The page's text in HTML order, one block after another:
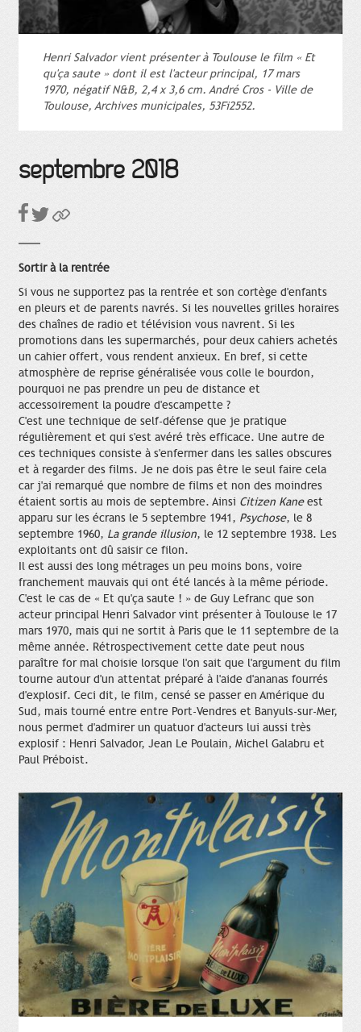
Henri Salvador vient présenter à Toulouse le film « Et
qu'ça saute » dont il est l'acteur principal, 17 mars
1970, négatif N&B, 2,4 x 3,6 cm. André Cros - Ville de
Toulouse, Archives municipales, 53Fi2552.
septembre 2018
Sortir à la rentrée
Si vous ne supportez pas la rentrée et son cortège d'enfants
en pleurs et de parents navrés. Si les nouvelles grilles horaires
des chaînes de radio et télévision vous navrent. Si les
promotions dans les supermarchés, pour deux cahiers achetés
un cahier offert, vous rendent anxieux. En bref, si cette
atmosphère de reprise généralisée vous colle le bourdon,
pourquoi ne pas prendre un peu de distance et
accessoirement la poudre d'escampette ?
C'est une technique de self-défense que je pratique
régulièrement et qui s'est avéré très efficace. Une autre de
ces techniques consiste à s'enfermer dans les salles obscures
et à regarder des films. Je ne dois pas être le seul faire cela
car j'ai remarqué que nombre de films et non des moindres
étaient sortis au mois de septembre. Ainsi Citizen Kaneest
apparu sur les écrans le 5 septembre 1941, Psychose, le 8
septembre 1960, La grande illusion, le 12 septembre 1938. Les
exploitants ont dû saisir ce filon.
Il est aussi des long métrages un peu moins bons, voire
franchement mauvais qui ont été lancés à la même période.
C'est le cas de « Et qu'ça saute ! » de Guy Lefranc que son
acteur principal Henri Salvador vint présenter à Toulouse le 17
mars 1970, mais qui ne sortit à Paris que le 11 septembre de la
même année. Rétrospectivement cette date peut nous
paraître for mal choisie lorsque l'on sait que l'argument du film
tourne autour d'un attentat préparé à l'aide d'ananas fourrés
d'explosif. Ceci dit, le film, censé se passer en Amérique du
Sud, mais tourné entre entre Port-Vendres et Banyuls-sur-Mer,
nous permet d'admirer un quatuor d'acteurs lui aussi très
explosif : Henri Salvador, Jean Le Poulain, Michel Galabru et
Paul Préboist.